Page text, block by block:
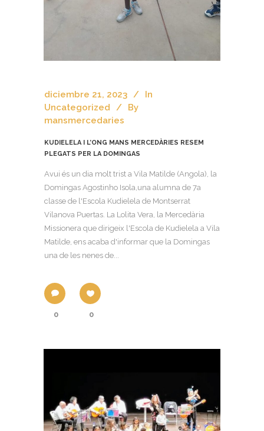
diciembre 21, 2023
In
Uncategorized
By
mansmercedaries
KUDIELELA I L’ONG MANS MERCEDÀRIES RESEM
PLEGATS PER LA DOMINGAS
Avui és un dia molt trist a Vila Matilde (Angola), la
Domingas Agostinho Isola,una alumna de 7a
classe de l'Escola Kudielela de Montserrat
Vilanova Puertas. La Lolita Vera, la Mercedària
Missionera que dirigeix l'Escola de Kudielela a Vila
Matilde, ens acaba d'informar que la Domingas
una de les nenes de...
0 0